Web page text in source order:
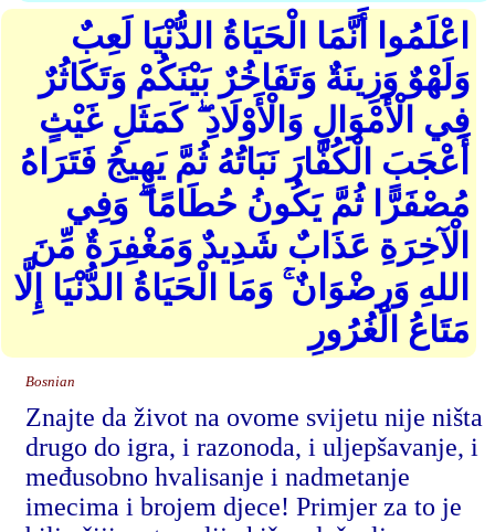
اعْلَمُوا أَنَّمَا الْحَيَاةُ الدُّنْيَا لَعِبٌ
وَلَهْوٌ وَزِينَةٌ وَتَفَاخُرٌ بَيْنَكُمْ وَتَكَاثُرٌ
فِي الْأَمْوَالِ وَالْأَوْلَادِ ۖ كَمَثَلِ غَيْثٍ
أَعْجَبَ الْكُفَّارَ نَبَاتُهُ ثُمَّ يَهِيجُ فَتَرَاهُ
مُصْفَرًّا ثُمَّ يَكُونُ حُطَامًا ۖ وَفِي
الْآخِرَةِ عَذَابٌ شَدِيدٌ وَمَغْفِرَةٌ مِّنَ
اللهِ وَرِضْوَانٌ ۚ وَمَا الْحَيَاةُ الدُّنْيَا إِلَّا
مَتَاعُ الْغُرُورِ
Bosnian
Znajte da život na ovome svijetu nije ništa
drugo do igra, i razonoda, i uljepšavanje, i
međusobno hvalisanje i nadmetanje
imecima i brojem djece! Primjer za to je